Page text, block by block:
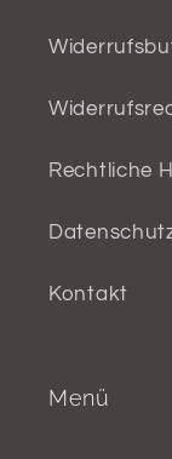
Rechtliche
Kontakt
Menü